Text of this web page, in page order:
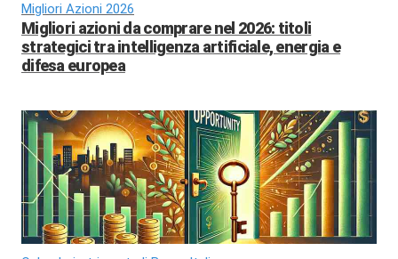
Migliori Azioni 2026
Migliori azioni da comprare nel 2026: titoli
strategici tra intelligenza artificiale, energia e
difesa europea